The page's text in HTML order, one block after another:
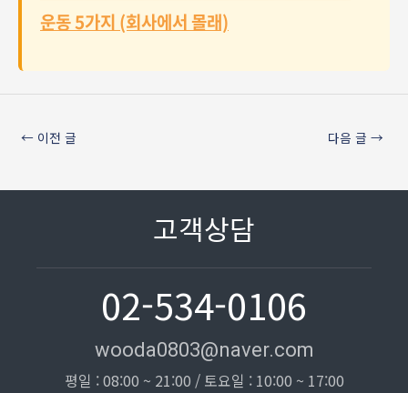
운동 5가지 (회사에서 몰래)
←이전 글 다음 글 →
고객상담
02-534-0106
wooda0803@naver.com
평일 : 08:00 ~ 21:00 / 토요일 : 10:00 ~ 17:00